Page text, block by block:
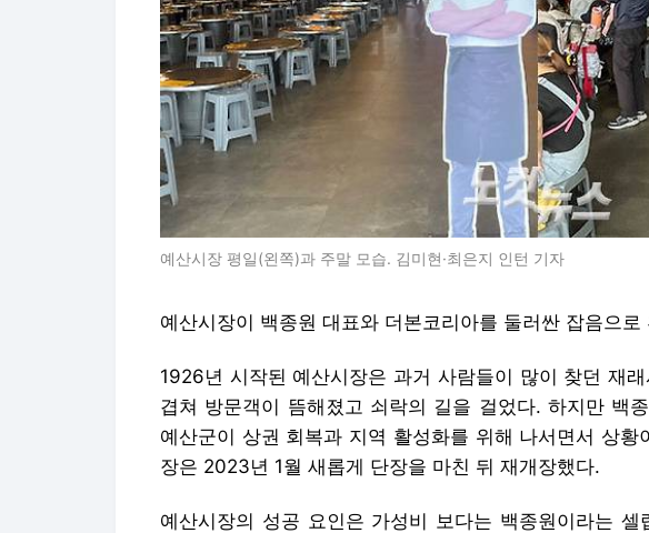
예산시장 평일(왼쪽)과 주말 모습. 김미현·최은지 인턴 기자
예산시장이 백종원 대표와 더본코리아를 둘러싼 잡음으로
1926년 시작된 예산시장은 과거 사람들이 많이 찾던 재
겹쳐 방문객이 뜸해졌고 쇠락의 길을 걸었다. 하지만 백
예산군이 상권 회복과 지역 활성화를 위해 나서면서 상황
장은 2023년 1월 새롭게 단장을 마친 뒤 재개장했다.
예산시장의 성공 요인은 가성비 보다는 백종원이라는